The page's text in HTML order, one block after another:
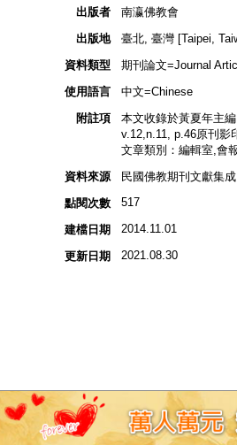
出版者
南瀛佛教會
出版地
臺北, 臺灣 [Taipei,
資料類型
期刊論文=Journal
使用語言
中文=Chinese
附註項
本文收錄於黃夏年主
v.12,n.11, p.46原刊影
文章類別：編輯室,會
資料來源
民國佛教期刊文獻集
點閱次數
517
建檔日期 2014.11.01
更新日期 2021.08.30